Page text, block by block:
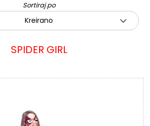
Sortiraj po
Kreirano
SPIDER GIRL